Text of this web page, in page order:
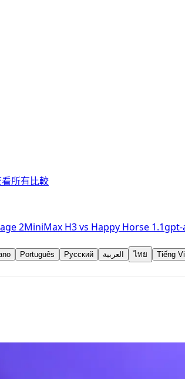
看所有比較
2MiniMax H3vs Happy Horse 1.1gpt-
Português Русский العربية ไทย Tiếng